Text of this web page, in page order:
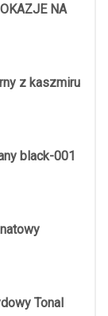
NA
z kaszmiru
black-001
Tonal